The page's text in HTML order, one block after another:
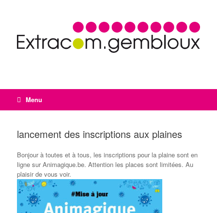
Menu
lancement des inscriptions aux plaines
Bonjour à toutes et à tous, les inscriptions pour la plaine sont en
ligne sur Animagique.be. Attention les places sont limitées. Au
plaisir de vous voir.